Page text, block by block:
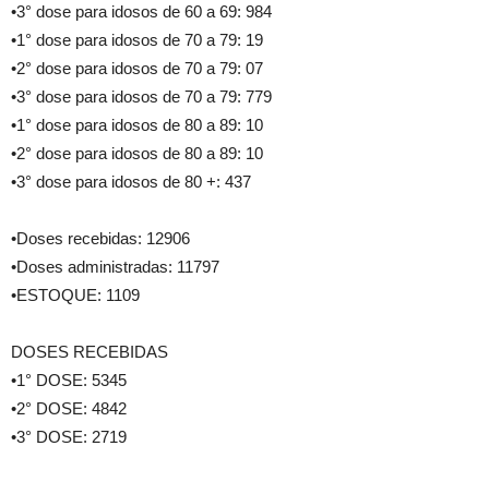
•3° dose para idosos de 60 a 69: 984
•1° dose para idosos de 70 a 79: 19
•2° dose para idosos de 70 a 79: 07
•3° dose para idosos de 70 a 79: 779
•1° dose para idosos de 80 a 89: 10
•2° dose para idosos de 80 a 89: 10
•3° dose para idosos de 80 +: 437
•Doses recebidas: 12906
•Doses administradas: 11797
•ESTOQUE: 1109
DOSES RECEBIDAS
•1° DOSE: 5345
•2° DOSE: 4842
•3° DOSE: 2719